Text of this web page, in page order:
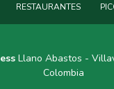
RESTAURANTES
Llano Abastos -
Colombia